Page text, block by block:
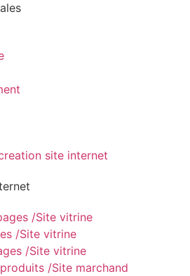
/Site vitrine
/Site vitrine
/Site vitrine
/Site marchand